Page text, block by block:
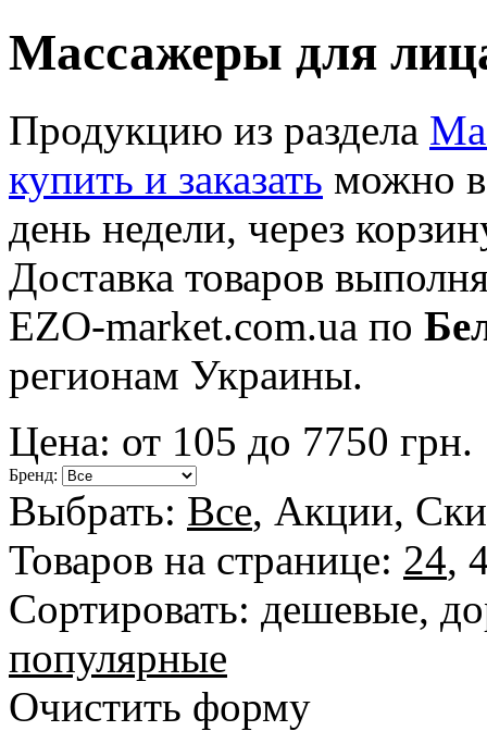
Массажеры для
Продукцию из раздела
купить и заказать можно
день недели, через
Доставка товаров
EZO-market.com.ua по
регионам Украины.
Цена: от 105 до 7750 грн.
Бренд:
Выбрать: Все, Акции,
Товаров на странице: 24,
Сортировать: дешевые,
популярные
Очистить форму